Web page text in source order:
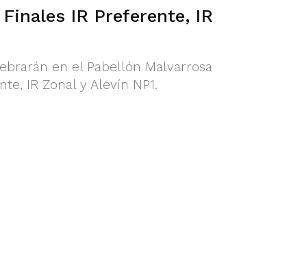
IR Preferente, IR
en el Pabellón Malvarrosa
IR Zonal y Alevín NP1.